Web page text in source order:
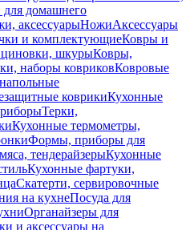
домашнего
аксессуарыНожиАксессуары
и комплектующиеКовры и
шкурыКовры,
наборы ковриковКовровые
коврикиКухонные
Терки,
Кухонные термометры,
Формы, приборы для
тендерайзерыКухонные
Кухонные фартуки,
Скатерти, сервировочные
на кухнеПосуда для
Органайзеры для
и аксессуары на